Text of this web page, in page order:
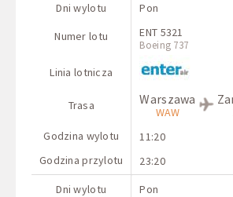
Dni wylotu
Numer lotu
Linia lotnicza
Trasa
Godzina wylotu
Godzina przylotu
Pon
ENT 5321
Boeing 737
Warszawa
WAW
11:20
23:20
Dni wylotu
Pon